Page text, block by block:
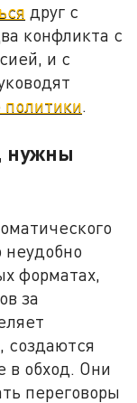
друг с
конфликта с
и с
.
нужны
неудобно
форматах,
за
создаются
в обход. Они
переговоры